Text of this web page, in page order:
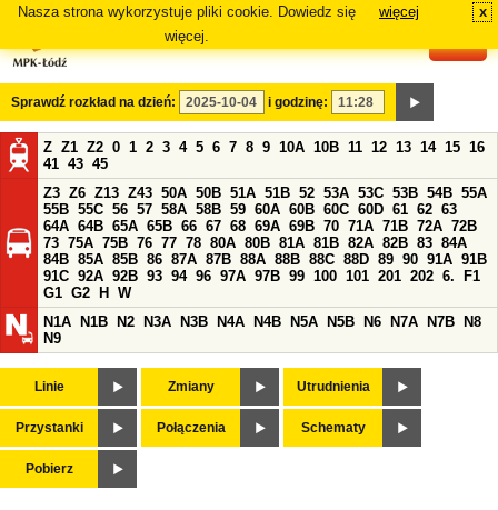
Nasza strona wykorzystuje pliki cookie. Dowiedz się
więcej.
więcej x
Sprawdź rozkład na dzień: i godzinę:
Z Z1 Z2 0 1 2 3 4 5 6 7 8 9 10A 10B 11 12 13 14 15 16
41 43 45
Z3 Z6 Z13 Z43 50A 50B 51A 51B 52 53A 53C 53B 54B 55A
55B 55C 56 57 58A 58B 59 60A 60B 60C 60D 61 62 63
64A 64B 65A 65B 66 67 68 69A 69B 70 71A 71B 72A 72B
73 75A 75B 76 77 78 80A 80B 81A 81B 82A 82B 83 84A
84B 85A 85B 86 87A 87B 88A 88B 88C 88D 89 90 91A 91B
91C 92A 92B 93 94 96 97A 97B 99 100 101 201 202 6.
F1
G1 G2 H
W
N1A
N1B N2 N3A N3B N4A N4B N5A N5B N6 N7A N7B
N8
N9
Linie Zmiany Utrudnienia
Przystanki Połączenia Schematy
Pobierz